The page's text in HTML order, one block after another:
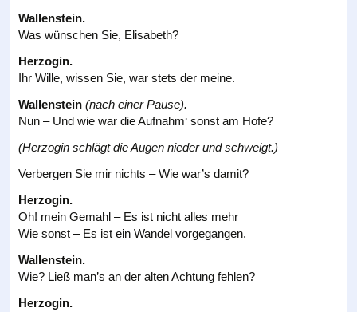
Wallenstein.
Was wünschen Sie, Elisabeth?
Herzogin.
Ihr Wille, wissen Sie, war stets der meine.
Wallenstein(nach einer Pause).
Nun – Und wie war die Aufnahm‘ sonst am Hofe?
(Herzogin schlägt die Augen nieder und schweigt.)
Verbergen Sie mir nichts – Wie war’s damit?
Herzogin.
Oh! mein Gemahl – Es ist nicht alles mehr
Wie sonst – Es ist ein Wandel vorgegangen.
Wallenstein.
Wie? Ließ man’s an der alten Achtung fehlen?
Herzogin.